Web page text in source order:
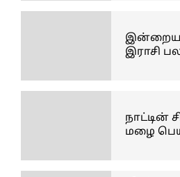
இன்றைய
இராசி
நாட்டின்
மழை